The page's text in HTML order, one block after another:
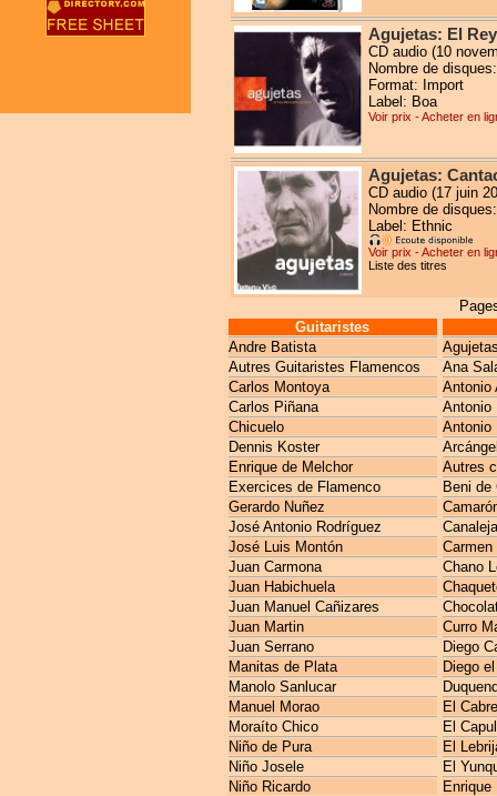
Agujetas: El
CD audio (10
Nombre de
Format: Import
Label: Boa
Voir prix - Acheter en
Agujetas:
CD audio (17 juin
Nombre de
Label: Ethnic
Voir prix - Acheter en
Liste des titres
Guitaristes
Andre Batista
Autres Guitaristes Flamencos
Carlos Montoya
Carlos Piñana
Chicuelo
Dennis Koster
Enrique de Melchor
Exercices de Flamenco
Gerardo Nuñez
José Antonio Rodríguez
José Luis Montón
Juan Carmona
Juan Habichuela
Juan Manuel Cañizares
Juan Martin
Juan Serrano
Manitas de Plata
Manolo Sanlucar
Manuel Morao
Moraíto Chico
Niño de Pura
Niño Josele
Niño Ricardo
Ana
Antonio
Antonio
Antonio
Autres
Beni de
Carmen
Chano
Curro
Diego
Diego
El
El
El
El